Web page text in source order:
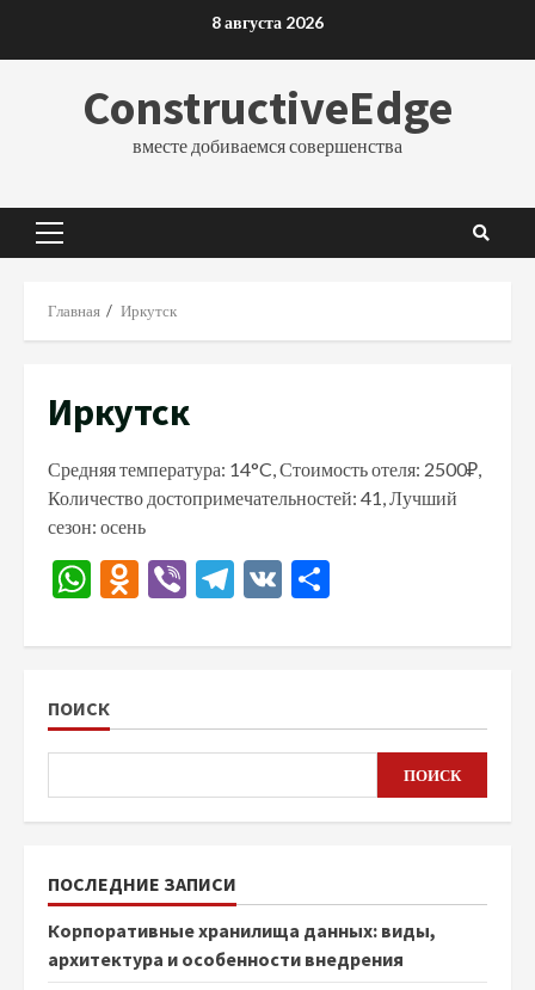
8 августа 2026
ConstructiveEdge
вместе добиваемся совершенства
Основное
Главная Иркутск
Иркутск
Средняя температура: 14°C, Стоимость отеля: 2500₽,
Количество достопримечательностей: 41, Лучший
сезон: осень
WhatsApp
Odnoklassniki
ViberTelegram
VK
ПОИСК
ПОИСК
ПОСЛЕДНИЕ ЗАПИСИ
Корпоративные хранилища данных: виды,
архитектура и особенности внедрения